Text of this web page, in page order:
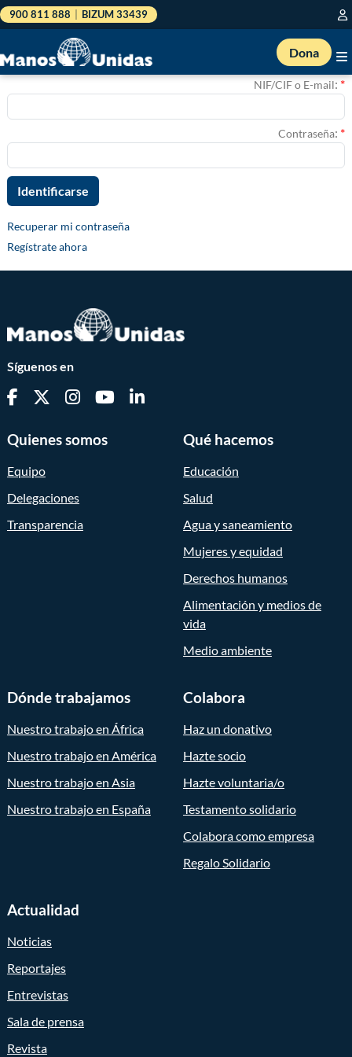
900 811 888 BIZUM 33439
Dona
NIF/CIF o E-mail: *
Contraseña: *
Recuperar mi contraseña
Regístrate ahora
Síguenos en
Quienes somos
Equipo
Delegaciones
Transparencia
Qué hacemos
Educación
Salud
Agua y saneamiento
Mujeres y equidad
Derechos humanos
Alimentación y medios de
vida
Medio ambiente
Dónde trabajamos
Nuestro trabajo en África
Nuestro trabajo en América
Nuestro trabajo en Asia
Nuestro trabajo en España
Colabora
Haz un donativo
Hazte socio
Hazte voluntaria/o
Testamento solidario
Colabora como empresa
Regalo Solidario
Actualidad
Noticias
Reportajes
Entrevistas
Sala de prensa
Revista